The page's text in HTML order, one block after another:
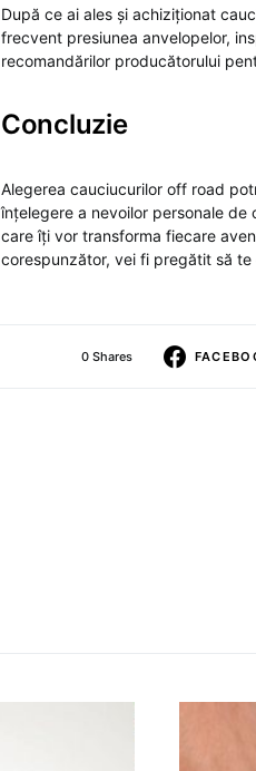
După ce ai ales și achiziționat
frecvent presiunea anvelopelor,
recomandărilor producătorului
Concluzie
Alegerea cauciucurilor off road
înțelegere a nevoilor personale
care îți vor transforma fiecare
corespunzător, vei fi pregătit să
0 Shares